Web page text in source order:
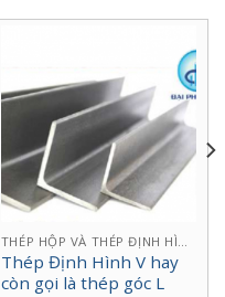
THÉP HỘP VÀ THÉP ĐỊNH HÌNH U, V, H
Thép Định Hình V hay
còn gọi là thép góc L